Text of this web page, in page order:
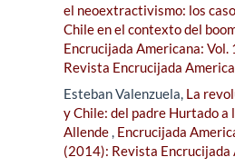
el neoextractivismo: los
Chile en el contexto del
Encrucijada Americana: Vol.
Revista Encrucijada
Esteban Valenzuela, La
y Chile: del padre Hurtado a
Allende, Encrucijada
(2014): Revista Encrucijada